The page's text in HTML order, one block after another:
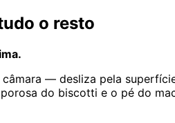
o resto
— desliza pela
do biscotti e o pé do